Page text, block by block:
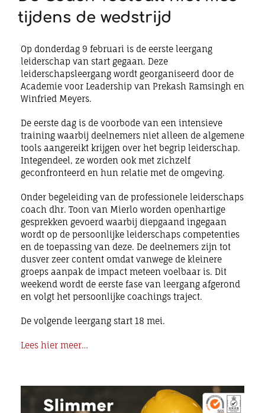
tijdens de wedstrijd
Op donderdag 9 februari is de eerste leergang
leiderschap van start gegaan. Deze
leiderschapsleergang wordt georganiseerd door de
Academie voor Leadership van Prekash Ramsingh en
Winfried Meyers.
De eerste dag is de voorbode van een intensieve
training waarbij deelnemers niet alleen de algemene
tools aangereikt krijgen over het begrip leiderschap.
Integendeel, ze worden ook met zichzelf
geconfronteerd en hun relatie met de omgeving.
Onder begeleiding van de professionele leiderschaps
coach dhr. Toon van Mierlo worden openhartige
gesprekken gevoerd waarbij diepgaand ingegaan
wordt op de persoonlijke leiderschaps competenties
en de toepassing van deze. De deelnemers zijn tot
dusver zeer content omdat vanwege de kleinere
groeps aanpak de impact meteen voelbaar is. Dit
weekend wordt de eerste fase van leergang afgerond
en volgt het persoonlijke coachings traject.
De volgende leergang start 18 mei.
Lees hier meer…